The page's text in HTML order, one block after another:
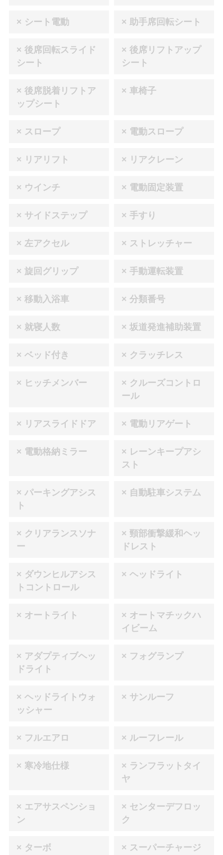
× シート電動 × 助手席回転シート
× 後席回転スライド
シート
× 後席リフトアップ
シート
× 後席脱着リフトア
ップシート
× 車椅子
× スロープ × 電動スロープ
× リアリフト × リアクレーン
× ウインチ × 電動固定装置
× サイドステップ × 手すり
× 左アクセル × ストレッチャー
× 旋回グリップ × 手動運転装置
× 移動入浴車 × 分類番号
× 就寝人数 × 坂道発進補助装置
× ベッド付き × クラッチレス
× ヒッチメンバー
× クルーズコントロ
ール
× リアスライドドア × 電動リアゲート
× 電動格納ミラー
× レーンキープアシ
スト
× パーキングアシス
ト
× 自動駐車システム
× クリアランスソナ
ー
× 頸部衝撃緩和ヘッ
ドレスト
× ダウンヒルアシス
トコントロール
× ヘッドライト
× オートライト
× オートマチックハ
イビーム
× アダプティブヘッ
ドライト
× フォグランプ
× ヘッドライトウォ
ッシャー
× サンルーフ
× フルエアロ × ルーフレール
× 寒冷地仕様
× ランフラットタイ
ヤ
× エアサスペンショ
ン
× センターデフロッ
ク
× ターボ
× スーパーチャージ